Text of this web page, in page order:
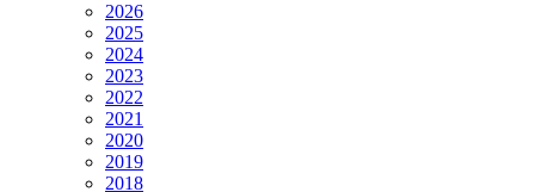
2026
2025
2024
2023
2022
2021
2020
2019
2018